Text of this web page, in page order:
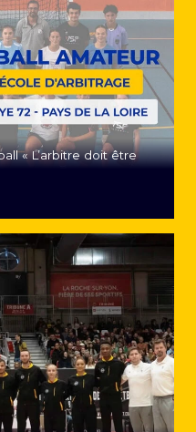
« L’arbitre doit être